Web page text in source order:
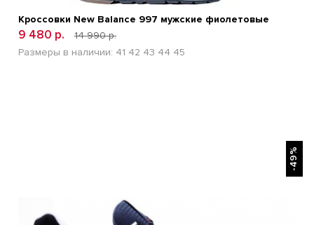
Кроссовки New Balance 997 мужские фиолетовые
9 480 р.
14 990 р.
Размеры в наличии: 41 42 43 44 45
-49%